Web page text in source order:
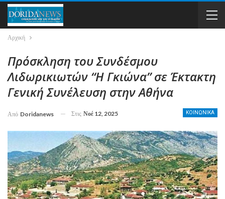
Αρχική
Πρόσκληση του Συνδέσμου
Λιδωρικιωτών “Η Γκιώνα” σε Έκτακτη
Γενική Συνέλευση στην Αθήνα
ΚΟΙΝΩΝΙΚΑ
Από Doridanews Στις Νοέ 12, 2025